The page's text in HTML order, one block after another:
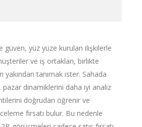
güven, yüz yüze kurulan ilişkilerle
ve iş ortakları, birlikte
yakından tanımak ister. Sahada
pazar dinamiklerini daha iyi analiz
doğrudan öğrenir ve
fırsatı bulur. Bu nedenle